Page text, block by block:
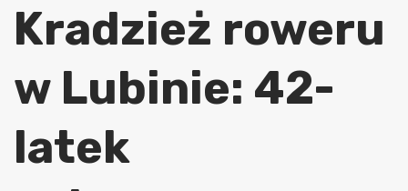
Kradzież roweru
w Lubinie: 42-
latek